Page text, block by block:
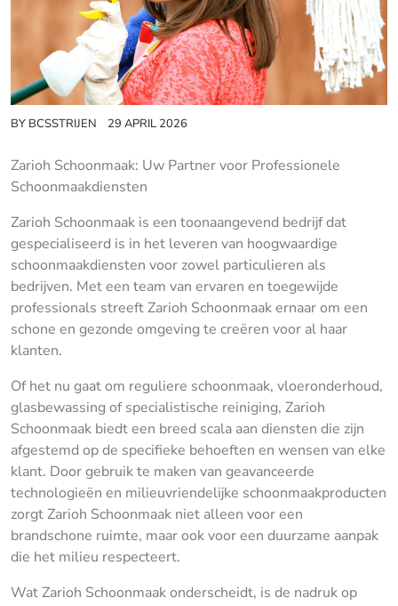
BY BCSSTRIJEN 29 APRIL 2026
Zarioh Schoonmaak: Uw Partner voor Professionele
Schoonmaakdiensten
Zarioh Schoonmaak is een toonaangevend bedrijf dat
gespecialiseerd is in het leveren van hoogwaardige
schoonmaakdiensten voor zowel particulieren als
bedrijven. Met een team van ervaren en toegewijde
professionals streeft Zarioh Schoonmaak ernaar om een
schone en gezonde omgeving te creëren voor al haar
klanten.
Of het nu gaat om reguliere schoonmaak, vloeronderhoud,
glasbewassing of specialistische reiniging, Zarioh
Schoonmaak biedt een breed scala aan diensten die zijn
afgestemd op de specifieke behoeften en wensen van elke
klant. Door gebruik te maken van geavanceerde
technologieën en milieuvriendelijke schoonmaakproducten
zorgt Zarioh Schoonmaak niet alleen voor een
brandschone ruimte, maar ook voor een duurzame aanpak
die het milieu respecteert.
Wat Zarioh Schoonmaak onderscheidt, is de nadruk op